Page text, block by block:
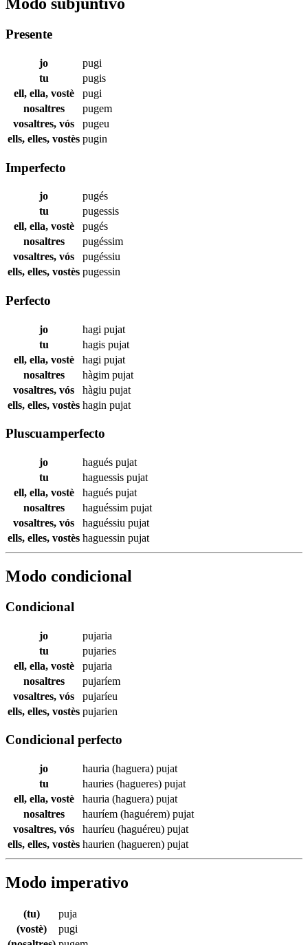
Presente
jo
pugi
tu
pugis
ell, ella, vostè
pugi
nosaltres
pugem
vosaltres, vós
pugeu
ells, elles, vostès pugin
Imperfecto
jo
pugés
tu
pugessis
ell, ella, vostè
pugés
nosaltres
pugéssim
vosaltres, vós
pugéssiu
ells, elles, vostès pugessin
Perfecto
jo hagi pujat
tu
hagis pujat
ell, ella, vostè
hagi pujat
nosaltres
hàgim pujat
vosaltres, vós
hàgiu pujat
ells, elles, vostès hagin pujat
Pluscuamperfecto
jo hagués pujat
tu
haguessis pujat
ell, ella, vostè
hagués pujat
nosaltres
haguéssim pujat
vosaltres, vós
haguéssiu pujat
ells, elles, vostès haguessin pujat
Modo condicional
Condicional
jo
pujaria
tu
pujaries
ell, ella, vostè
pujaria
nosaltres
pujaríem
vosaltres, vós
pujaríeu
ells, elles, vostès pujarien
Condicional perfecto
jo hauria (haguera) pujat
tu
hauries (hagueres) pujat
ell, ella, vostè
hauria (haguera) pujat
nosaltres
hauríem (haguérem) pujat
vosaltres, vós
hauríeu (haguéreu) pujat
ells, elles, vostès haurien (hagueren) pujat
Modo imperativo
(tu)
puja
(vostè)
pugi